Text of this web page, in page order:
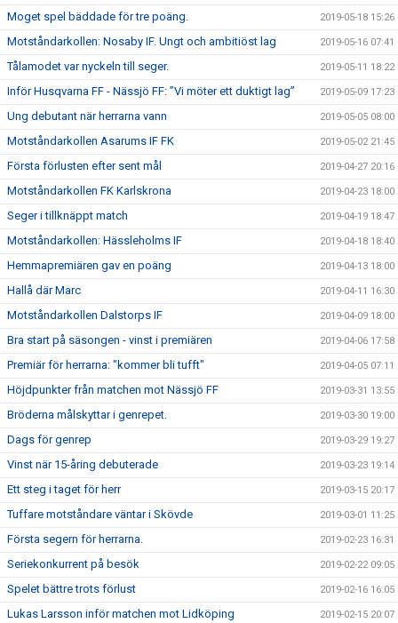
Moget spel bäddade för tre poäng. 2019-05-18 15:26
Motståndarkollen: Nosaby IF. Ungt och ambitiöst lag 2019-05-16 07:41
Tålamodet var nyckeln till seger. 2019-05-11 18:22
Inför Husqvarna FF - Nässjö FF: ”Vi möter ett duktigt lag” 2019-05-09 17:23
Ung debutant när herrarna vann 2019-05-05 08:00
Motståndarkollen Asarums IF FK 2019-05-02 21:45
Första förlusten efter sent mål 2019-04-27 20:16
Motståndarkollen FK Karlskrona 2019-04-23 18:00
Seger i tillknäppt match 2019-04-19 18:47
Motståndarkollen: Hässleholms IF 2019-04-18 18:40
Hemmapremiären gav en poäng 2019-04-13 18:00
Hallå där Marc 2019-04-11 16:30
Motståndarkollen Dalstorps IF 2019-04-09 18:00
Bra start på säsongen - vinst i premiären 2019-04-06 17:58
Premiär för herrarna: "kommer bli tufft" 2019-04-05 07:11
Höjdpunkter från matchen mot Nässjö FF 2019-03-31 13:55
Bröderna målskyttar i genrepet. 2019-03-30 19:00
Dags för genrep 2019-03-29 19:27
Vinst när 15-åring debuterade 2019-03-23 19:14
Ett steg i taget för herr 2019-03-15 20:17
Tuffare motståndare väntar i Skövde 2019-03-01 11:25
Första segern för herrarna. 2019-02-23 16:31
Seriekonkurrent på besök 2019-02-22 09:05
Spelet bättre trots förlust 2019-02-16 16:05
Lukas Larsson inför matchen mot Lidköping 2019-02-15 20:07